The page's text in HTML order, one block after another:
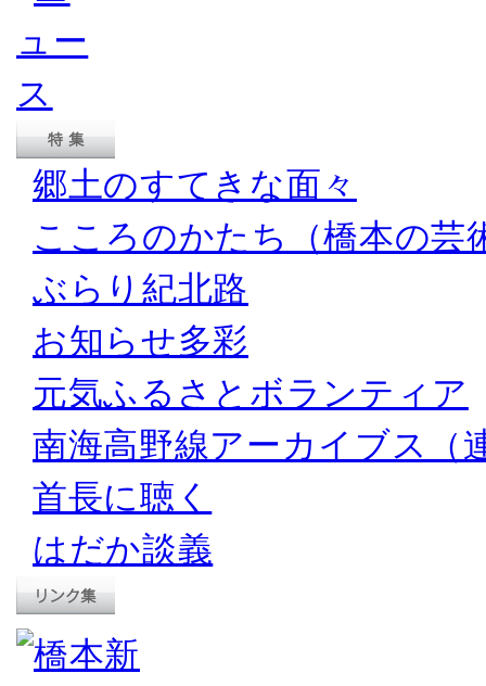
郷土のすてきな面々
こころのかたち（橋本の芸
ぶらり紀北路
お知らせ多彩
元気ふるさとボランティア
南海高野線アーカイブス（
首長に聴く
はだか談義